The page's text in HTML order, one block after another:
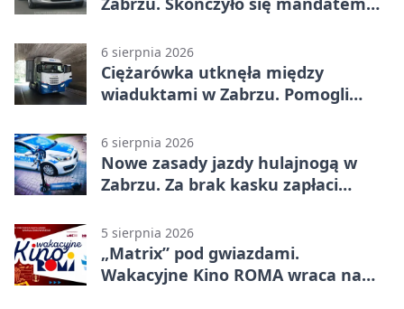
6 sierpnia 2026
Ciężarówka utknęła między
wiaduktami w Zabrzu. Pomogli
6 sierpnia 2026
Nowe zasady jazdy hulajnogą w
Zabrzu. Za brak kasku zapłaci
5 sierpnia 2026
„Matrix” pod gwiazdami.
Wakacyjne Kino ROMA wraca na